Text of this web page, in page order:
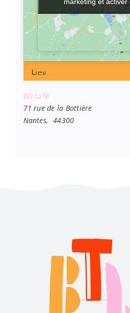
Lieu
Bô café
71 rue de la Bottière
Nantes, 44300